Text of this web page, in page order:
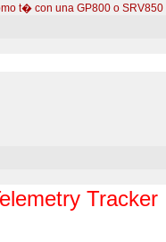
t� con una GP800 o SRV850
Tracker